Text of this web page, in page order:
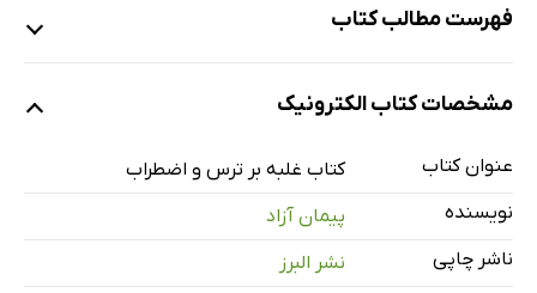
فهرست مطالب کتاب
غلبه بر اضطراب و استرس (شناخت و درمان)
غلبه بر ترس از بیمارى و مرگ (شناخت و درمان)
مشخصات کتاب الکترونیک
عنوان کتاب
کتاب غلبه بر ترس و اضطراب
نویسنده
پیمان آزاد
ناشر چاپی
نشر البرز